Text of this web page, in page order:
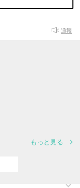
通報
もっと見る